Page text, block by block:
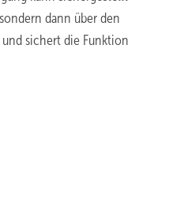
dann über den
sichert die Funktion